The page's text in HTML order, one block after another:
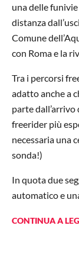
una delle
distanza
Comune
con Roma e la
Tra i percorsi
adatto anche a
parte dall’arrivo
freerider più
necessaria una
sonda!)
In quota due
automatico e
CONTINUA A